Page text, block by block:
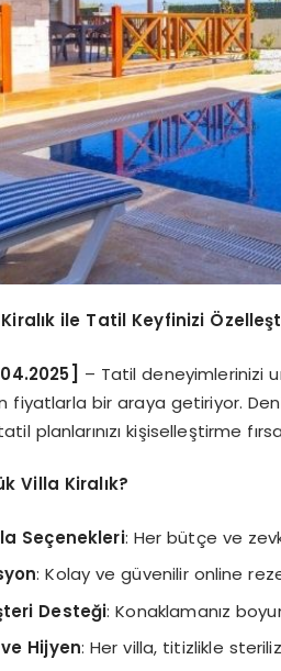
ile Tatil Keyfinizi
– Tatil deneyimlerinizi
fiyatlarla bir araya getiriyor.
planlarınızı kişiselleştirme
Villa Kiralık?
Seçenekleri: Her bütçe ve
: Kolay ve güvenilir online
Desteği: Konaklamanız
Hijyen: Her villa, titizlikle